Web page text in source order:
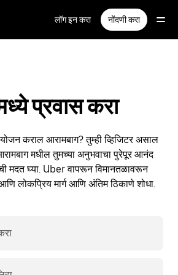
लॉग इन करा नोंदणी करा
प्रवास करा
कराल आरामबाग? तुम्ही व्हिजिटर असाल
मधील तुमच्या अनुभवाचा पुरेपूर आनंद
मदत घ्या. Uber वापरून विमानतळावरून
लोकप्रिय मार्ग आणि अंतिम ठिकाणे शोधा.